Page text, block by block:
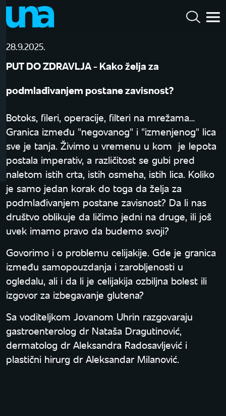
28.9.2025.
PUT DO ZDRAVLJA - Kako želja za
podmlađivanjem postane zavisnost?
Botoks, fileri, operacije, filteri na mrežama…
Granica između "negovanog" i "izmenjenog" lica
sve je tanja. Živimo u vremenu u kom je lepota
postala imperativ, a različitost se gubi pred
naletom istih crta, istih osmeha, istih lica. Koliko
je samo jedan korak do toga da želja za
podmlađivanjem postane zavisnost? Da li nas
društvo oblikuje da ličimo jedni na druge, ili još
uvek imamo pravo da budemo svoji?
Govorimo i o problemu celijakije. Gde je granica
između samopouzdanja i zarobljenosti u
ogledalu, ali i da li je celijakija ozbiljna bolest ili
izgovor za izbegavanje glutena?
Sa voditeljkom Jovanom Uhrin razgovaraju
gastroenterolog dr Nataša Dragutinović,
dermatolog dr Aleksandra Radosavljević i
plastični hirurg dr Aleksandar Milanović.